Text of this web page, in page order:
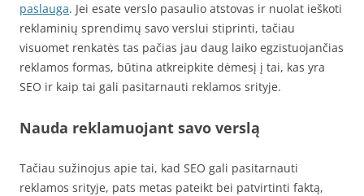
paslauga. Jei esate verslo pasaulio atstovas ir nuolat ieškoti
reklaminių sprendimų savo verslui stiprinti, tačiau
visuomet renkatės tas pačias jau daug laiko egzistuojančias
reklamos formas, būtina atkreipkite dėmesį į tai, kas yra
SEO ir kaip tai gali pasitarnauti reklamos srityje.
Nauda reklamuojant savo verslą
Tačiau sužinojus apie tai, kad SEO gali pasitarnauti
reklamos srityje, pats metas pateikt bei patvirtinti faktą,